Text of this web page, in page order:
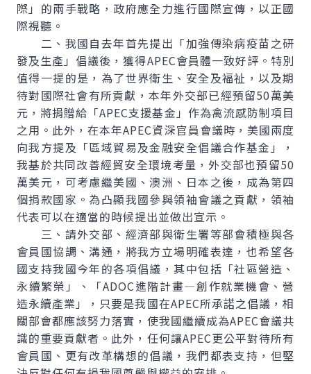
際」的兩手戰略，政府應全力進行國際宣傳，以正國
際視聽。
二、我國自去年首先提出「加強傳染病疫苗之研
發及生產」倡議後，獲得APEC會員體一致好評。特別
值得一提的是，為了世界衛生、安全及福祉，以及期
待對國際社會有所貢獻，本年外交部已經預留50萬美
元，將捐贈給「APEC支援基金」作為禽流感防制項目
之用。此外，在本年APEC資深官員會議時，美國兩度
向我方提及「區域貿易及金融安全倡議合作基金」，
我基於共同改善經貿安全環境考量，外交部也預留50
萬美元，可考慮繼美國、澳洲、日本之後，成為第四
個捐款國家。為凸顯我國參與領袖會議之貢獻，領袖
代表可以在適當的時候提出並做出宣示。
三、請外交部、經濟部與衛生署等部會積極與各
會員國協調、溝通，將我方立場明確表達，也希望各
國支持我國今年的各項倡議，其中包括「社區營造、
永續繁榮」、「ADOC進階計畫—創作就業機會、營
造永續產業」，只要是我國在APEC所承諾之倡議，相
關部會都應該努力落實，使我國繼續成為APEC會議共
識的重要貢獻者。此外，任何讓APEC更公平對待所有
會員國、更有改革構想的倡議，我們都表支持，但堅